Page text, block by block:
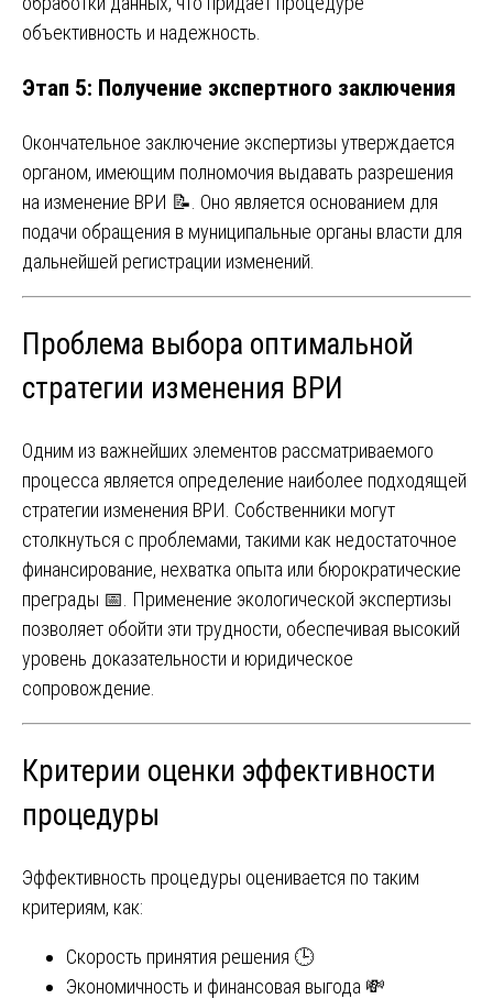
объективность и надежность.
Этап 5: Получение экспертного заключения
Окончательное заключение экспертизы утверждается
органом, имеющим полномочия выдавать разрешения
на изменение ВРИ 📝. Оно является основанием для
подачи обращения в муниципальные органы власти для
дальнейшей регистрации изменений.
Проблема выбора оптимальной
стратегии изменения ВРИ
Одним из важнейших элементов рассматриваемого
процесса является определение наиболее подходящей
стратегии изменения ВРИ. Собственники могут
столкнуться с проблемами, такими как недостаточное
финансирование, нехватка опыта или бюрократические
преграды 📅. Применение экологической экспертизы
позволяет обойти эти трудности, обеспечивая высокий
уровень доказательности и юридическое
сопровождение.
Критерии оценки эффективности
процедуры
Эффективность процедуры оценивается по таким
критериям, как:
Скорость принятия решения 🕒️
Экономичность и финансовая выгода 💸